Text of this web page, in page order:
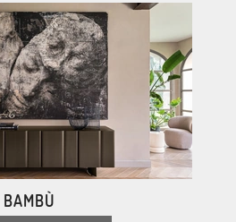
BAMBÙ